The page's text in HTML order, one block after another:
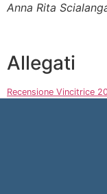
Anna Rita
Allegati
Recensione Vincitrice